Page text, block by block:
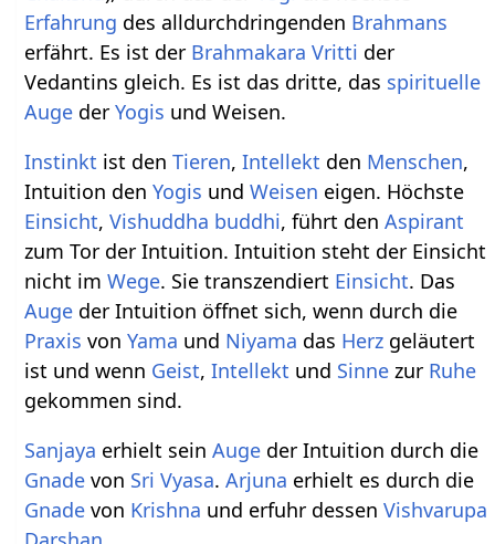
Erfahrung des alldurchdringenden Brahmans
erfährt. Es ist der Brahmakara Vritti der
Vedantins gleich. Es ist das dritte, das spirituelle
Auge derYogis und Weisen.
Instinkt ist denTieren,Intellekt den Menschen,
Intuition denYogis undWeisen eigen. Höchste
Einsicht,Vishuddha buddhi, führt denAspirant
zum Tor der Intuition. Intuition steht der Einsicht
nicht imWege. Sie transzendiert Einsicht. Das
Auge der Intuition öffnet sich, wenn durch die
Praxis vonYama und Niyama das Herz geläutert
ist und wenn Geist,Intellekt und Sinne zur Ruhe
gekommen sind.
Sanjaya erhielt seinAuge der Intuition durch die
Gnade von Sri Vyasa.Arjuna erhielt es durch die
Gnade von Krishna und erfuhr dessenVishvarupa